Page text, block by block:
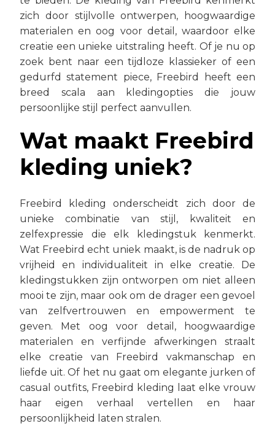
zich door stijlvolle ontwerpen, hoogwaardige
materialen en oog voor detail, waardoor elke
creatie een unieke uitstraling heeft. Of je nu op
zoek bent naar een tijdloze klassieker of een
gedurfd statement piece, Freebird heeft een
breed scala aan kledingopties die jouw
persoonlijke stijl perfect aanvullen.
Wat maakt Freebird
kleding uniek?
Freebird kleding onderscheidt zich door de
unieke combinatie van stijl, kwaliteit en
zelfexpressie die elk kledingstuk kenmerkt.
Wat Freebird echt uniek maakt, is de nadruk op
vrijheid en individualiteit in elke creatie. De
kledingstukken zijn ontworpen om niet alleen
mooi te zijn, maar ook om de drager een gevoel
van zelfvertrouwen en empowerment te
geven. Met oog voor detail, hoogwaardige
materialen en verfijnde afwerkingen straalt
elke creatie van Freebird vakmanschap en
liefde uit. Of het nu gaat om elegante jurken of
casual outfits, Freebird kleding laat elke vrouw
haar eigen verhaal vertellen en haar
persoonlijkheid laten stralen.